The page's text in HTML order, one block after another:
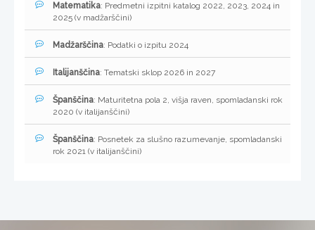
Matematika: Predmetni izpitni katalog 2022, 2023, 2024 in
2025 (v madžarščini)
Madžarščina: Podatki o izpitu 2024
Italijanščina: Tematski sklop 2026 in 2027
Španščina: Maturitetna pola 2, višja raven, spomladanski rok
2020 (v italijanščini)
Španščina: Posnetek za slušno razumevanje, spomladanski
rok 2021 (v italijanščini)